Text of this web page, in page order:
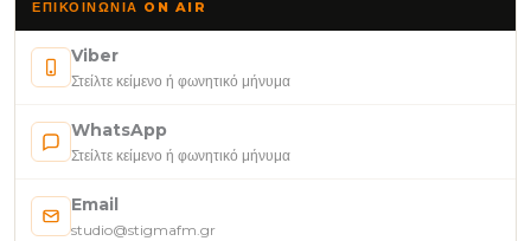
ΕΠΙΚΟΙΝΩΝΊΑ ON AIR
Viber
Στείλτε κείμενο ή φωνητικό μήνυμα
WhatsApp
Στείλτε κείμενο ή φωνητικό μήνυμα
Email
studio@stigmafm.gr